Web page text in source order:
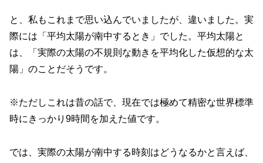
と、私もこれまで思い込んでいましたが、違いました。実
際には「平均太陽が南中するとき」でした。平均太陽と
は、「実際の太陽の不規則な動きを平均化した仮想的な太
陽」のことだそうです。
※ただしこれは昔の話で、現在では極めて精密な世界標準
時にきっかり9時間を加えた値です。
では、実際の太陽が南中する時刻はどうなるかと言えば、